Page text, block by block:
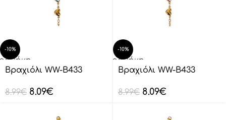
-10%
Βραχιόλι WW-B433
8.99€ 8.09€
-10%
Προσθήκη
καλάθι
Βραχιόλι WW-B433
8.99€ 8.09€